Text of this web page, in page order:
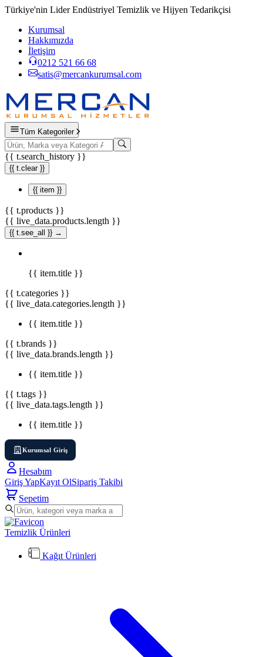
Türkiye'nin Lider Endüstriyel Temizlik ve Hijyen Tedarikçisi
Kurumsal
Hakkımızda
İletişim
0212 521 66 68
satis@mercankurumsal.com
Tüm Kategoriler
{{ t.search_history }}
{{ t.clear }}
{{ item }}
{{ t.products }}
{{ live_data.products.length }}
{{ t.see_all }} →
{{ item.title }}
{{ t.categories }}
{{ live_data.categories.length }}
{{ item.title }}
{{ t.brands }}
{{ live_data.brands.length }}
{{ item.title }}
{{ t.tags }}
{{ live_data.tags.length }}
{{ item.title }}
Kurumsal Giriş
Hesabım
Giriş YapKayıt OlSipariş Takibi
Sepetim
Temizlik Ürünleri
Kağıt Ürünleri